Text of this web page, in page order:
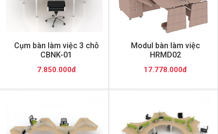
Cụm bàn làm việc 3 chỗ
CBNK-01
7.850.000đ
Modul bàn làm việc
HRMD02
17.778.000đ